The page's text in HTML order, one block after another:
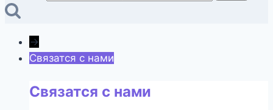
→
Связатся с нами
Связатся с нами